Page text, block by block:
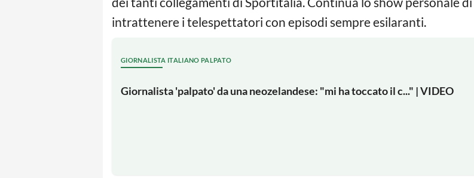
intrattenere i telespettatori con episodi sempre esilaranti.
GIORNALISTA ITALIANO PALPATO
Giornalista 'palpato' da una neozelandese: "mi ha toccato il c..." | VIDEO